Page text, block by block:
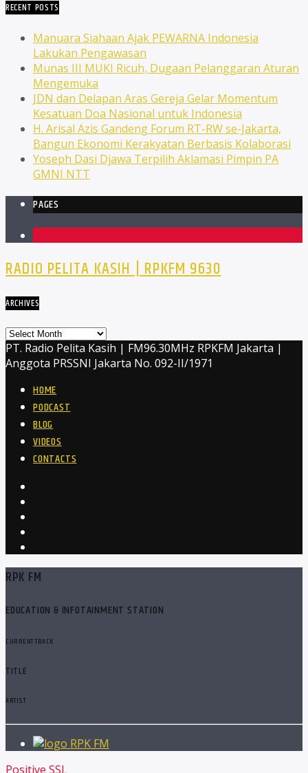
RECENT POSTS
Manuara Siahaan Ajak PEWARNA Indonesia
Lakukan Pengawasan
Munas III MUKI Ricuh, Dugaan Pelanggaran Aturan
Mengemuka
JDN dan Delapan Aras Gereja Gelar Momentum
Kesatuan Doa Nasional untuk Indonesia
H. Arisal Azis Gandeng Forum RT-RW se-Jakarta,
Bangun Ekonomi Kerakyatan Berbasis Kolaborasi
Yoseph Dasi Djawa Terpilih Aklamasi Pimpin PA
GMNI NTT
PAGES
RADIO PELITA KASIH | RPKFM 9630
ARCHIVES
Archives
PT. Radio Pelita Kasih | FM96.30MHz RPKFM Jakarta |
Anggota PRSSNI Jakarta No. 092-II/1971
HOME
PODCAST
BLOG
VIDEOS
CONTACTS
RPK FM
EDUCATION & INFOTAINMENT STATION
CURRENT TRACK
TITLE
ARTIST
RPK FM
Positive SSL